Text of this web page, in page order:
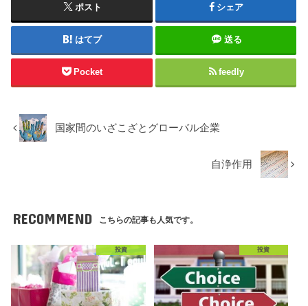
ポスト シェア
はてブ 送る
Pocket feedly
国家間のいざこざとグローバル企業
自浄作用
RECOMMEND こちらの記事も人気です。
投資 投資